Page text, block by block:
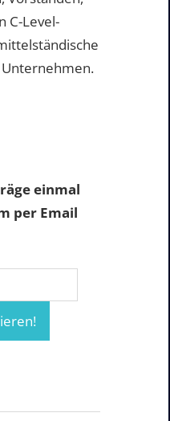
C-Level-
einmal
per Email